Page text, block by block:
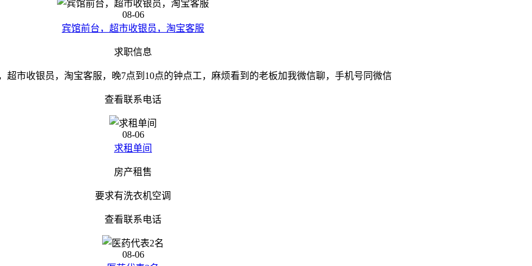
08-06
宾馆前台，超市收银员，淘宝客服
求职信息
超市收银员，淘宝客服，晚7点到10点的钟点工，麻烦看到的老板加我微信聊，手机号同微信
查看联系电话
08-06
求租单间
房产租售
要求有洗衣机空调
查看联系电话
08-06